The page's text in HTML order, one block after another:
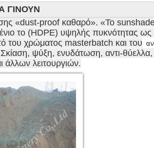
ΓΙΝΟΥΝ
«dust-proof καθαρό». «Το
το (HDPE) υψηλής πυκνότητας
του χρώματος masterbatch και του
ψύξη, ενυδάτωση, αντι-θύελλα,
άλλων λειτουργιών.